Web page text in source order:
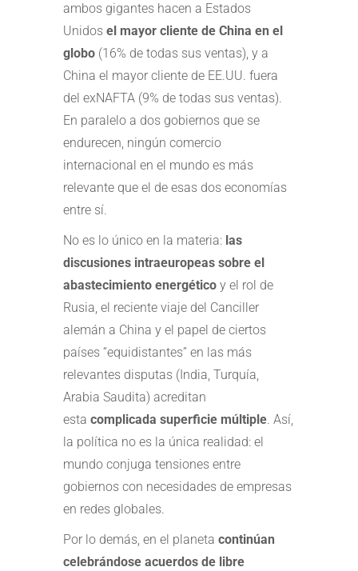
ambos gigantes hacen a Estados
Unidos el mayor cliente de China en el
globo (16% de todas sus ventas), y a
China el mayor cliente de EE.UU. fuera
del exNAFTA (9% de todas sus ventas).
En paralelo a dos gobiernos que se
endurecen, ningún comercio
internacional en el mundo es más
relevante que el de esas dos economías
entre sí.
No es lo único en la materia: las
discusiones intraeuropeas sobre el
abastecimiento energético y el rol de
Rusia, el reciente viaje del Canciller
alemán a China y el papel de ciertos
países “equidistantes” en las más
relevantes disputas (India, Turquía,
Arabia Saudita) acreditan
esta complicada superficie múltiple. Así,
la política no es la única realidad: el
mundo conjuga tensiones entre
gobiernos con necesidades de empresas
en redes globales.
Por lo demás, en el planeta continúan
celebrándose acuerdos de libre